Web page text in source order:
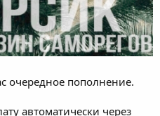
очередное пополнение.
автоматически через